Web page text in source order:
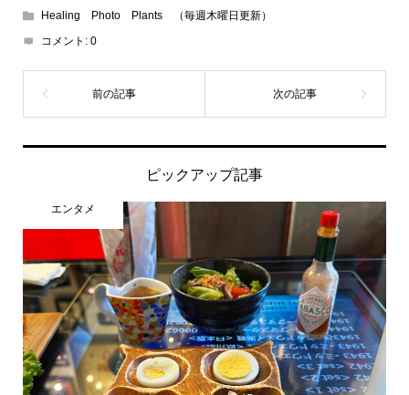
Healing Photo Plants （毎週木曜日更新）
コメント: 0
ピックアップ記事
エンタメ